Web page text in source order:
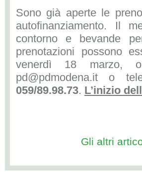
Sono già aperte le
autofinanziamento. Il
contorno e bevande
prenotazioni possono
venerdì 18 marzo, o
pd@pdmodena.it o
059/89.98.73. L’inizio
Gli altri